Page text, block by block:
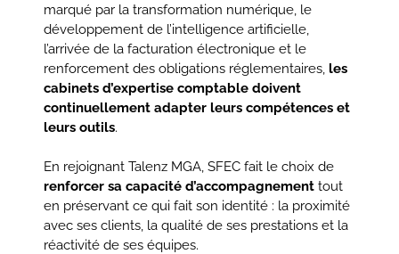
marqué par la transformation numérique, le
développement de l’intelligence artificielle,
l’arrivée de la facturation électronique et le
renforcement des obligations réglementaires,les
cabinets d’expertise comptable doivent
continuellement adapter leurs compétences et
leurs outils.
En rejoignant Talenz MGA, SFEC fait le choix de
renforcer sa capacité d’accompagnement tout
en préservant ce qui fait son identité : la proximité
avec ses clients, la qualité de ses prestations et la
réactivité de ses équipes.